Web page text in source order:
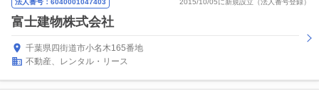
法人番号：6040001047403 2015/10/05に新規設立（法人番号登録）
富士建物株式会社
千葉県四街道市小名木165番地
不動産、レンタル・リース